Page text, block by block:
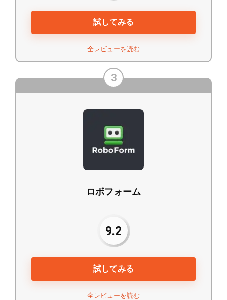
試してみる
全レビューを読む
3
ロボフォーム
9.2
試してみる
全レビューを読む